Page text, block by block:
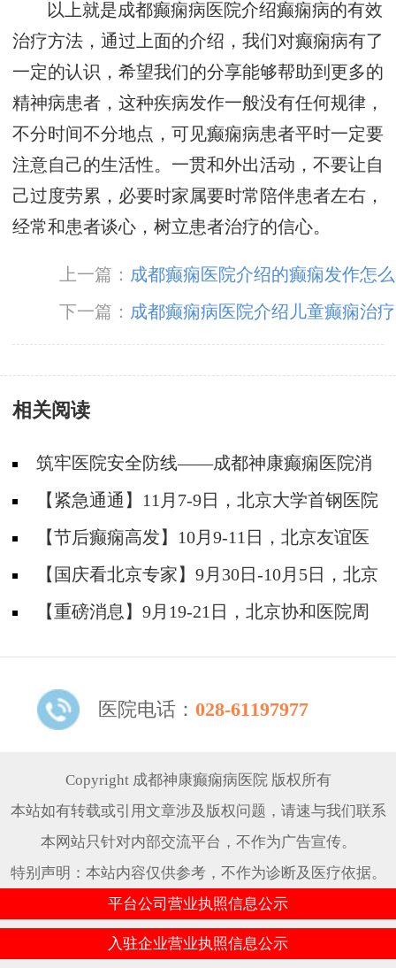
以上就是成都癫痫病医院介绍癫痫病的有效
治疗方法，通过上面的介绍，我们对癫痫病有了
一定的认识，希望我们的分享能够帮助到更多的
精神病患者，这种疾病发作一般没有任何规律，
不分时间不分地点，可见癫痫病患者平时一定要
注意自己的生活性。一贯和外出活动，不要让自
己过度劳累，必要时家属要时常陪伴患者左右，
经常和患者谈心，树立患者治疗的信心。
上一篇： 成都癫痫医院介绍的癫痫发作怎么
下一篇： 成都癫痫病医院介绍儿童癫痫治疗
相关阅读
筑牢医院安全防线——成都神康癫痫医院消
防安全培训纪实
【紧急通通】11月7-9日，北京大学首钢医院
神经内科胡颖教授亲临成都会诊，破解癫痫疑难
【节后癫痫高发】10月9-11日，北京友谊医
院陈葵博士免费会诊+治疗援助，破解癫痫难
题！
【国庆看北京专家】9月30日-10月5日，北京
天坛&首钢医院两大专家蓉城亲诊+癫痫大额救
【重磅消息】9月19-21日，北京协和医院周
线！
医院电话： 028-61197977
Copyright 成都神康癫痫病医院 版权所有
本站如有转载或引用文章涉及版权问题，请速与我们联系
本网站只针对内部交流平台，不作为广告宣传。
特别声明：本站内容仅供参考，不作为诊断及医疗依据。
平台公司营业执照信息公示
入驻企业营业执照信息公示